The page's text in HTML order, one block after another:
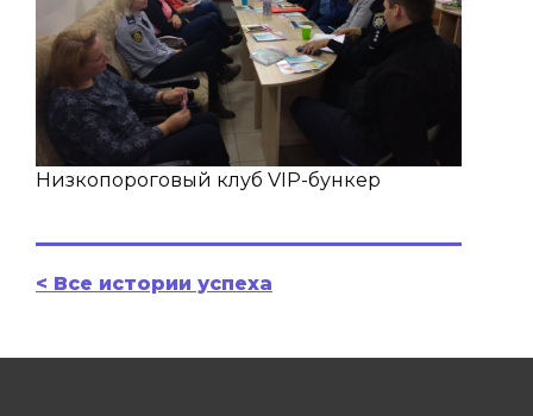
Низкопороговый клуб VIP-бункер
< Все истории успеха